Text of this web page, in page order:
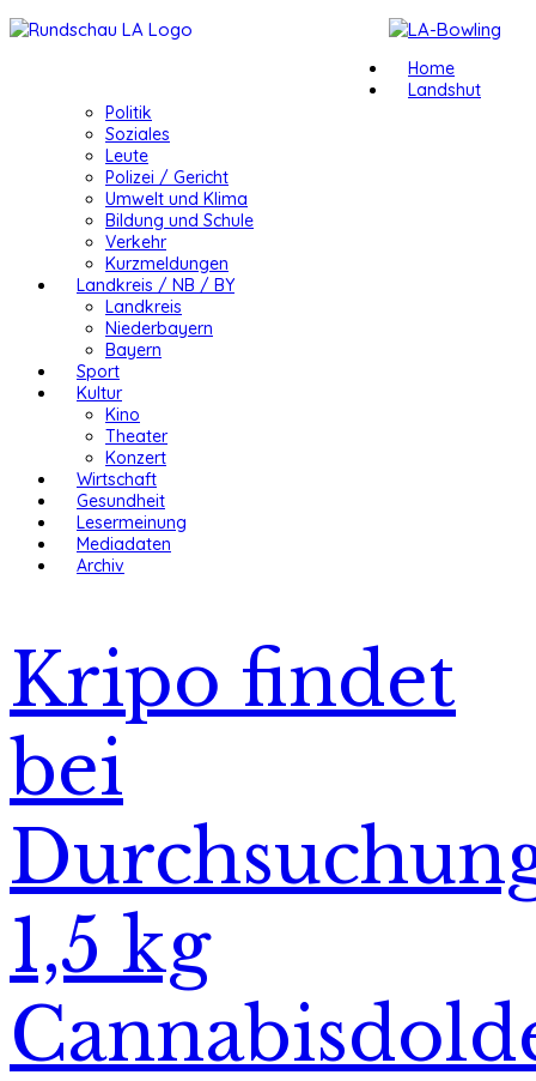
Home
Landshut
Politik
Soziales
Leute
Polizei / Gericht
Umwelt und Klima
Bildung und Schule
Verkehr
Kurzmeldungen
Landkreis / NB / BY
Landkreis
Niederbayern
Bayern
Sport
Kultur
Kino
Theater
Konzert
Wirtschaft
Gesundheit
Lesermeinung
Mediadaten
Archiv
Kripo findet
bei
1,5 kg